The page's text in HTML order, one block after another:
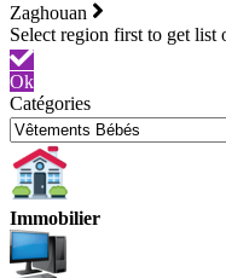
Zaghouan
Ok
Catégories
Immobilier